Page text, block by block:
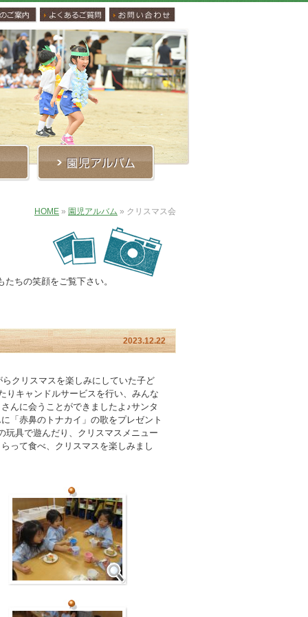
HOME » 園児アルバム » クリスマス会
ちの笑顔をご覧下さい。
2023.12.22
クリスマスを楽しみにしていた子ど
りキャンドルサービスを行い、みんな
んに会うことができましたよ♪サンタ
「赤鼻のトナカイ」の歌をプレゼント
玩具で遊んだり、クリスマスメニュー
って食べ、クリスマスを楽しみまし